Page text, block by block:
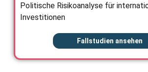
Politische Risikoanalyse für
Investitionen
Fallstudien ansehen